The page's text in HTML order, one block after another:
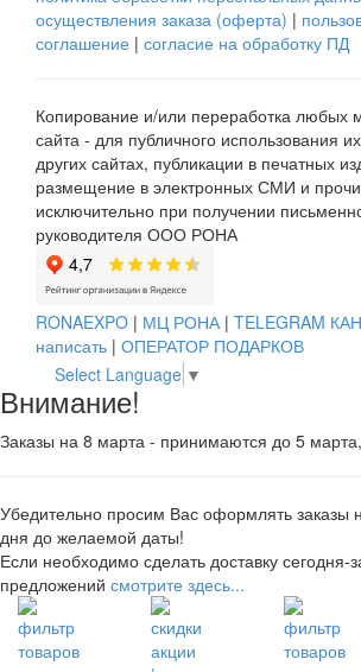
осуществления заказа (оферта) |
соглашение | согласие на обработку ПД
Копирование и/или переработка любых
сайта - для публичного использования
других сайтах, публикации в печатных
размещение в электронных СМИ и
исключительно при получении
руководителя ООО РОНА
RONAEXPO | МЦ РОНА| TELEGRAM
написать | ОПЕРАТОР ПОДАРКОВ
Select Language ▼
Внимание!
Заказы на 8 марта - принимаются до 5
Убедительно просим Вас оформлять заказы
дня до желаемой даты!
Если необходимо сделать доставку сегодня-
предложений смотрите здесь...